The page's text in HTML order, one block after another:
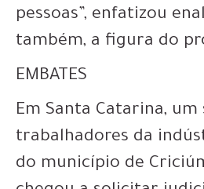
pessoas”, enfatizou
também, a figura do
EMBATES
Em Santa Catarina,
trabalhadores da
do município de